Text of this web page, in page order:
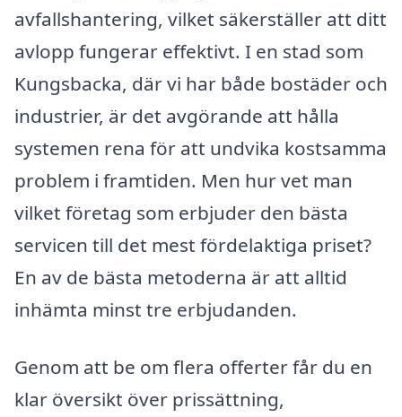
avfallshantering, vilket säkerställer att ditt
avlopp fungerar effektivt. I en stad som
Kungsbacka, där vi har både bostäder och
industrier, är det avgörande att hålla
systemen rena för att undvika kostsamma
problem i framtiden. Men hur vet man
vilket företag som erbjuder den bästa
servicen till det mest fördelaktiga priset?
En av de bästa metoderna är att alltid
inhämta minst tre erbjudanden.
Genom att be om flera offerter får du en
klar översikt över prissättning,